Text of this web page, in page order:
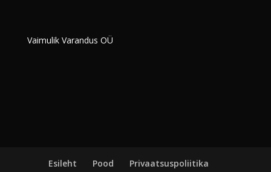
Vaimulik Varandus OÜ
Esileht Pood
Privaatsuspoliitika